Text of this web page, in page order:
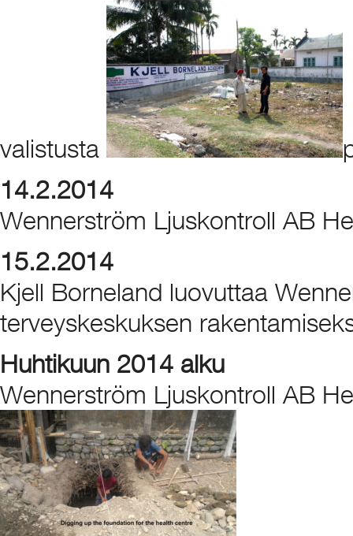
valistusta
14.2.2014
Wennerström Ljuskontroll AB
15.2.2014
Kjell Borneland luovuttaa
terveyskeskuksen
Huhtikuun 2014 alku
Wennerström Ljuskontroll AB